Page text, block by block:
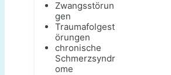
Zwangsstörun
gen
Traumafolgest
örungen
chronische
Schmerzsyndr
ome